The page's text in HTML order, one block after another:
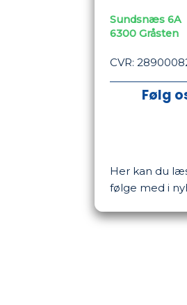
Sundsnæs 6A
​6300 Gråsten
CVR:
Følg
Her kan du
følge med i